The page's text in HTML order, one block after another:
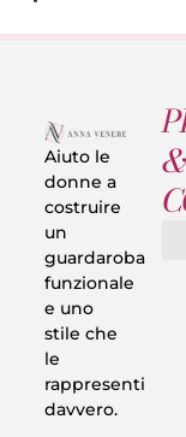
Aiuto le
donne a
costruire
un
guardaroba
funzionale
e uno
stile che
le
rappresenti
davvero.
&